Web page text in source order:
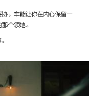
。车能让你在内心保留一
个领地。